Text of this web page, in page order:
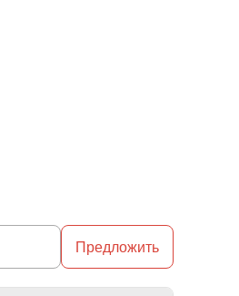
Предложить